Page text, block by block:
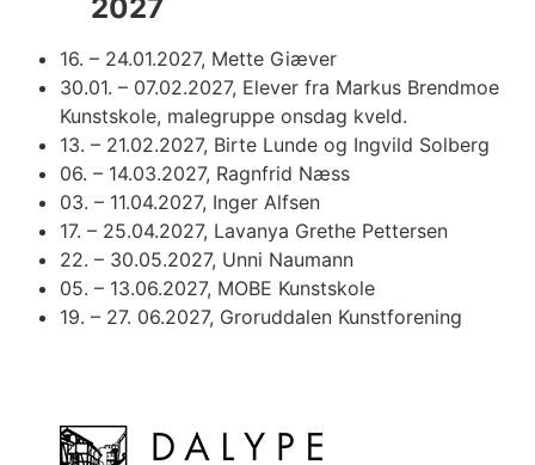
2027
16. – 24.01.2027, Mette Giæver
30.01. – 07.02.2027, Elever fra Markus Brendmoe
Kunstskole, malegruppe onsdag kveld.
13. – 21.02.2027, Birte Lunde og Ingvild Solberg
06. – 14.03.2027, Ragnfrid Næss
03. – 11.04.2027, Inger Alfsen
17. – 25.04.2027, Lavanya Grethe Pettersen
22. – 30.05.2027, Unni Naumann
05. – 13.06.2027, MOBE Kunstskole
19. – 27. 06.2027, Groruddalen Kunstforening